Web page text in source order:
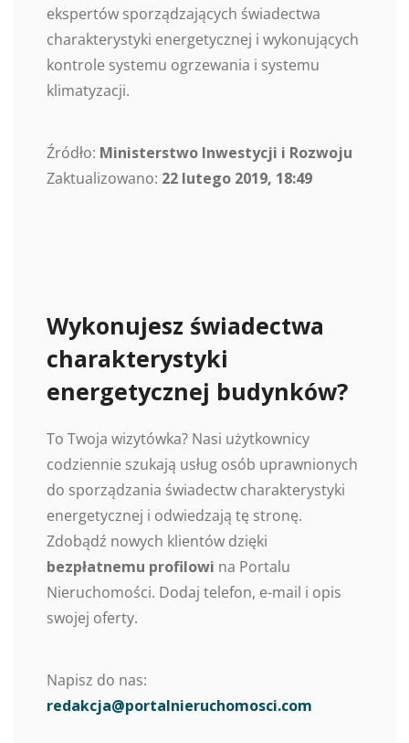
ekspertów sporządzających świadectwa
charakterystyki energetycznej i wykonujących
kontrole systemu ogrzewania i systemu
klimatyzacji.
Źródło: Ministerstwo Inwestycji i Rozwoju
Zaktualizowano: 22 lutego 2019, 18:49
Wykonujesz świadectwa
charakterystyki
energetycznej budynków?
To Twoja wizytówka? Nasi użytkownicy
codziennie szukają usług osób uprawnionych
do sporządzania świadectw charakterystyki
energetycznej i odwiedzają tę stronę.
Zdobądź nowych klientów dzięki
bezpłatnemu profilowi na Portalu
Nieruchomości. Dodaj telefon, e-mail i opis
swojej oferty.
Napisz do nas:
redakcja@portalnieruchomosci.com